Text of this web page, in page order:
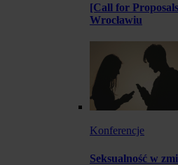
[Call for
Wrocławiu
Konferencje
Seksualność w